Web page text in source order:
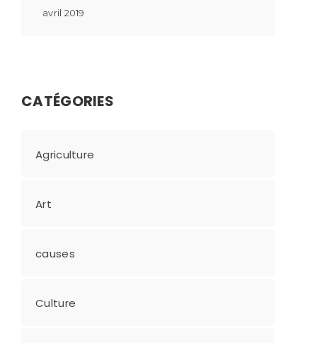
avril 2019
CATÉGORIES
Agriculture
Art
causes
Culture